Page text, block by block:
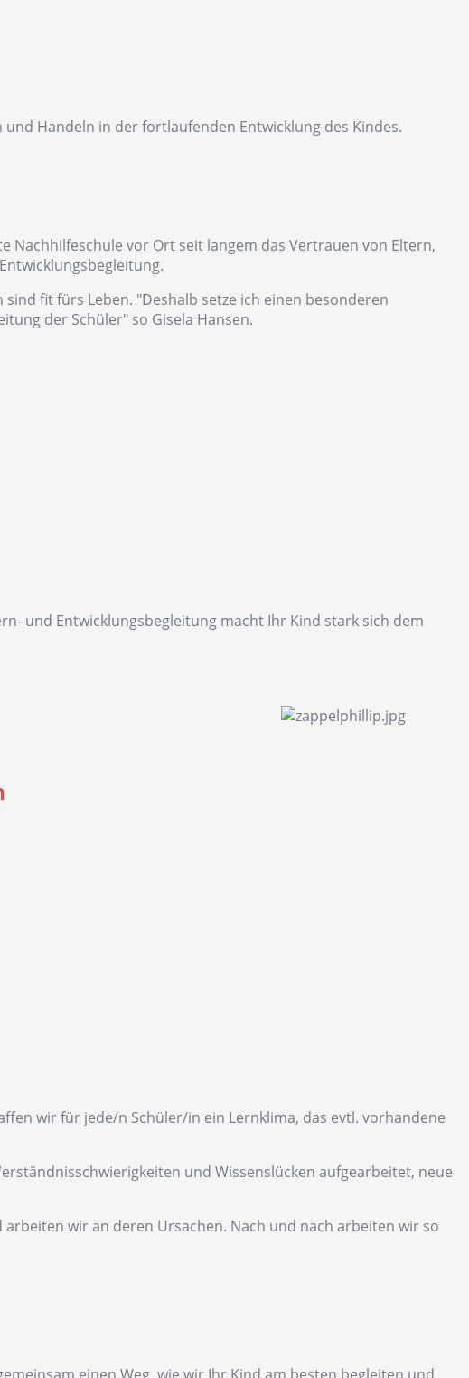
Handeln in der fortlaufenden Entwicklung des Kindes.
Nachhilfeschule vor Ort seit langem das Vertrauen von Eltern,
fit fürs Leben. "Deshalb setze ich einen besonderen
der Schüler" so Gisela Hansen.
und Entwicklungsbegleitung macht Ihr Kind stark sich dem
wir für jede/n Schüler/in ein Lernklima, das evtl. vorhandene
und Wissenslücken aufgearbeitet, neue
wir an deren Ursachen. Nach und nach arbeiten wir so